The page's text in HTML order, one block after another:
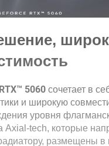
pin
Вт
5060сочетает в
и широкую
уровня
Axial-tech, которые
размещены в